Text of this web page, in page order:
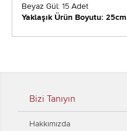
Beyaz Gül: 15 Adet
Yaklaşık Ürün Boyutu: 25cm
Bizi Tanıyın
Hakkımızda